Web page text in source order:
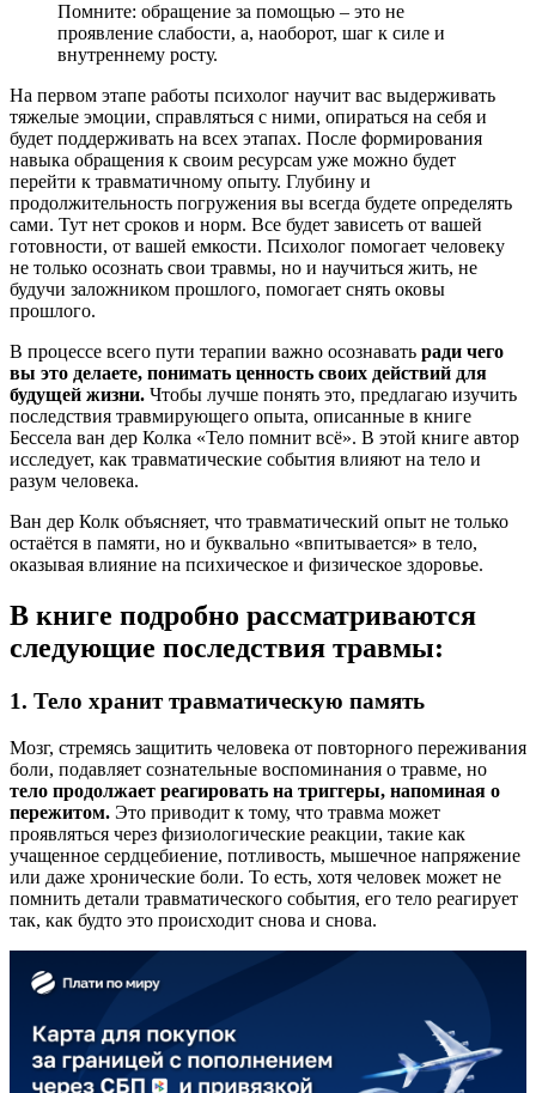
Помните: обращение за помощью – это не
проявление слабости, а, наоборот, шаг к силе и
внутреннему росту.
На первом этапе работы психолог научит вас выдерживать
тяжелые эмоции, справляться с ними, опираться на себя и
будет поддерживать на всех этапах. После формирования
навыка обращения к своим ресурсам уже можно будет
перейти к травматичному опыту. Глубину и
продолжительность погружения вы всегда будете определять
сами. Тут нет сроков и норм. Все будет зависеть от вашей
готовности, от вашей емкости. Психолог помогает человеку
не только осознать свои травмы, но и научиться жить, не
будучи заложником прошлого, помогает снять оковы
прошлого.
В процессе всего пути терапии важно осознавать ради чего
вы это делаете, понимать ценность своих действий для
будущей жизни. Чтобы лучше понять это, предлагаю изучить
последствия травмирующего опыта, описанные в книге
Бессела ван дер Колка «Тело помнит всё». В этой книге автор
исследует, как травматические события влияют на тело и
разум человека.
Ван дер Колк объясняет, что травматический опыт не только
остаётся в памяти, но и буквально «впитывается» в тело,
оказывая влияние на психическое и физическое здоровье.
В книге подробно рассматриваются
следующие последствия травмы:
1. Тело хранит травматическую память
Мозг, стремясь защитить человека от повторного переживания
боли, подавляет сознательные воспоминания о травме, но
тело продолжает реагировать на триггеры, напоминая о
пережитом. Это приводит к тому, что травма может
проявляться через физиологические реакции, такие как
учащенное сердцебиение, потливость, мышечное напряжение
или даже хронические боли. То есть, хотя человек может не
помнить детали травматического события, его тело реагирует
так, как будто это происходит снова и снова.